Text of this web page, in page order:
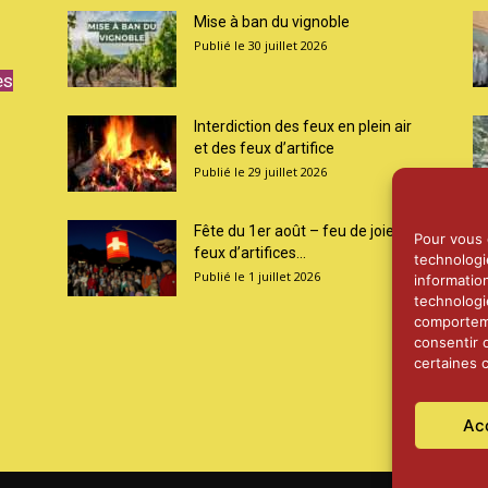
Pour
consentir
certaines
Mise à ban du vignoble
30 juillet 2026
Interdiction des feux en plein air
et des feux d’artifice
29 juillet 2026
Fête du 1er août – feu de joie et
feux d’artifices...
1 juillet 2026